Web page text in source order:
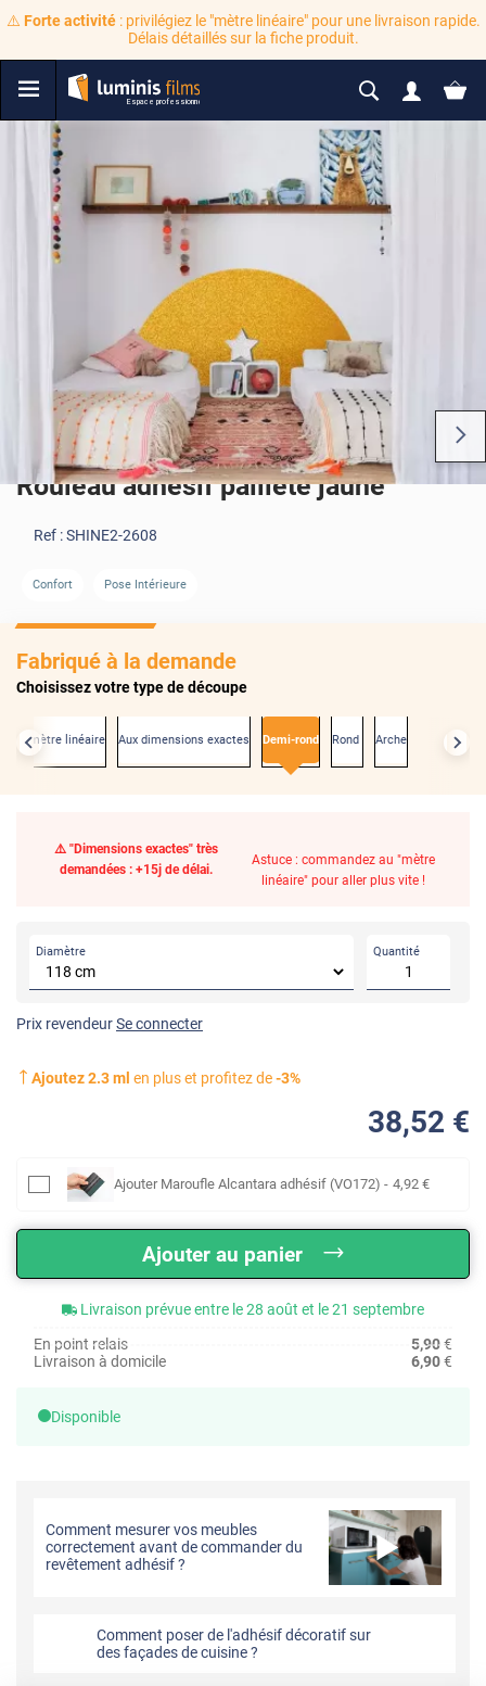
⚠️ Forte activité: privilégiez le "mètre linéaire" pour une livraison rapide.
Délais détaillés sur la fiche produit.
Rouleau adhésif pailleté jaune
Ref :SHINE2-2608
Confort Pose Intérieure
Fabriqué à la demande
Choisissez votre type de découpe
Au mètre linéaire Aux dimensions exactes Demi-rond Rond Arche
⚠️ "Dimensions exactes" très
demandées : +15j de délai.
Astuce : commandez au "mètre
linéaire" pour aller plus vite !
Diamètre Quantité
Prix revendeurSe connecter
Ajoutez2.3ml en plus et profitez de-3%
38,52 €
Ajouter Maroufle Alcantara adhésif (VO172) - 4,92 €
Ajouter au panier
Livraison prévue entre le 28 août et le 21 septembre
En point relais
5,90€
Livraison à domicile
6,90€
Disponible
Comment mesurer vos meubles
correctement avant de commander du
revêtement adhésif ?
Comment poser de l'adhésif décoratif sur
des façades de cuisine ?